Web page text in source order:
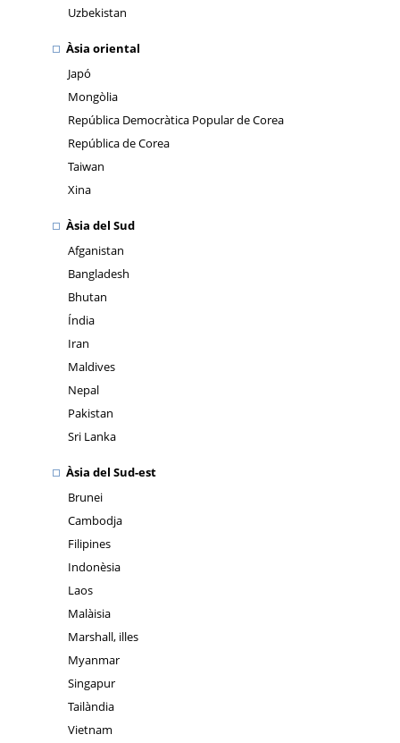
Uzbekistan
Àsia oriental
Japó
Mongòlia
República Democràtica Popular de Corea
República de Corea
Taiwan
Xina
Àsia del Sud
Afganistan
Bangladesh
Bhutan
Índia
Iran
Maldives
Nepal
Pakistan
Sri Lanka
Àsia del Sud-est
Brunei
Cambodja
Filipines
Indonèsia
Laos
Malàisia
Marshall, illes
Myanmar
Singapur
Tailàndia
Vietnam